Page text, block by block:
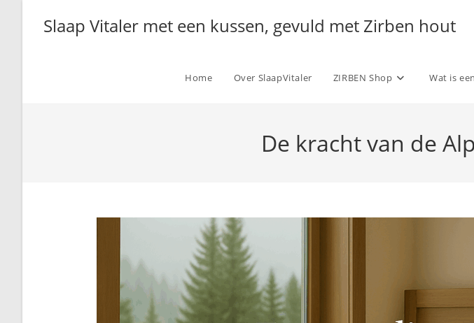
Slaap Vitaler met een kussen, gevuld met Zirben hout
Home Over SlaapVitaler ZIRBEN Shop Wat is
De kracht van de